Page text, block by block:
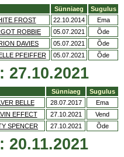
Sünniaeg
Sugulus
FROST 22.10.2014
Ema
ROBBIE 05.07.2021
Õde
DAVIES 05.07.2021
Õde
PFEIFFER 05.07.2021 Õde
27.10.2021
Sünniaeg
Sugulus
BELLE 28.07.2017
Ema
EFFECT 27.10.2021
Vend
SPENCER 27.10.2021 Õde